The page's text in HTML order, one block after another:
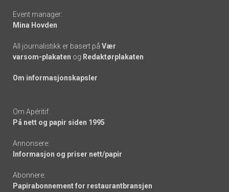
Event manager:
Mina Hovden
All journalistikk er basert på Vær
varsom-plakaten og Redaktørplakaten
Om informasjonskapsler
Om Apéritif:
På nett og papir siden 1995
Annonsere:
Informasjon og priser nett/papir
Abonnere:
Papirabonnement for restaurantbransjen